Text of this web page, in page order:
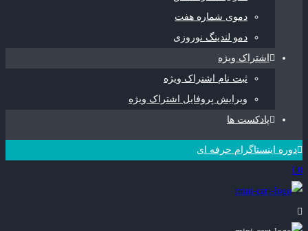
دموی شماره هفت
دمو لندینگ نوروزی
اشتراک ویژه
ثبت نام اشتراک ویژه
ویرایش پروفایل اشتراک ویژه
پادکست ها
دوره اینستاگرام حرفه ای
0